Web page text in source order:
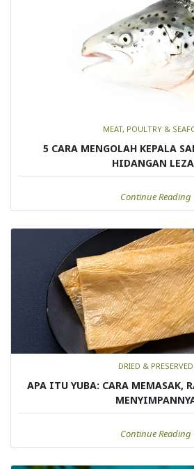
MEAT, POULTRY &
5 CARA MENGOLAH KEPALA
HIDANGAN
Continue Reading
DRIED & PRESERVED
APA ITU YUBA: CARA MEMASAK,
Continue Reading